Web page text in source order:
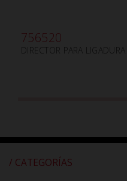
756520
DIRECTOR PARA
/ CATEGORÍAS